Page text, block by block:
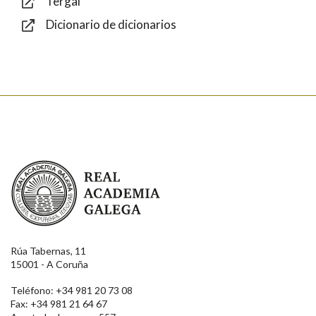
Texto de verificación
Dicionario de dicionarios
Real Academia Galega
Rúa Tabernas, 11
15001 - A Coruña
Teléfono: +34 981 20 73 08
Fax: +34 981 21 64 67